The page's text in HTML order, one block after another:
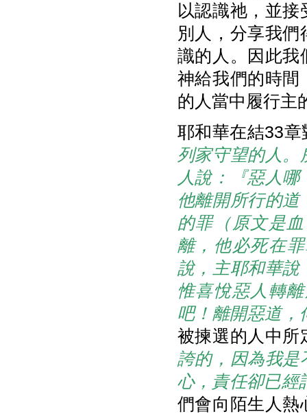
以認識祂，並
別人，分享我
識的人。因此我
神給我們的時間
的人當中履行主
耶和華在結33
列家守望的人
人說：『惡人
他離開所行的
的罪（原文是
離，他必死在
說，主耶和華說
惟喜悅惡人轉
吧！離開惡道，
被揀選的人中所
誇的，因為我是
心，責任卻已經
們會向陌生人熱